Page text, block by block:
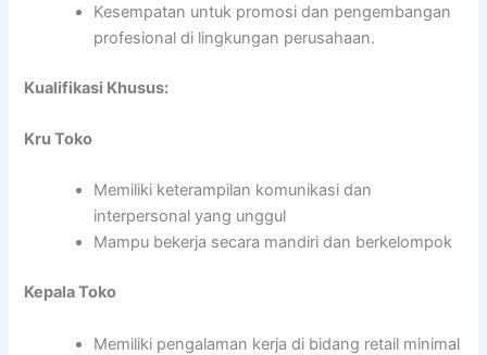
Kesempatan untuk promosi dan pengembangan
profesional di lingkungan perusahaan.
Kualifikasi Khusus:
Kru Toko
Memiliki keterampilan komunikasi dan
interpersonal yang unggul
Mampu bekerja secara mandiri dan berkelompok
Kepala Toko
Memiliki pengalaman kerja di bidang retail minimal